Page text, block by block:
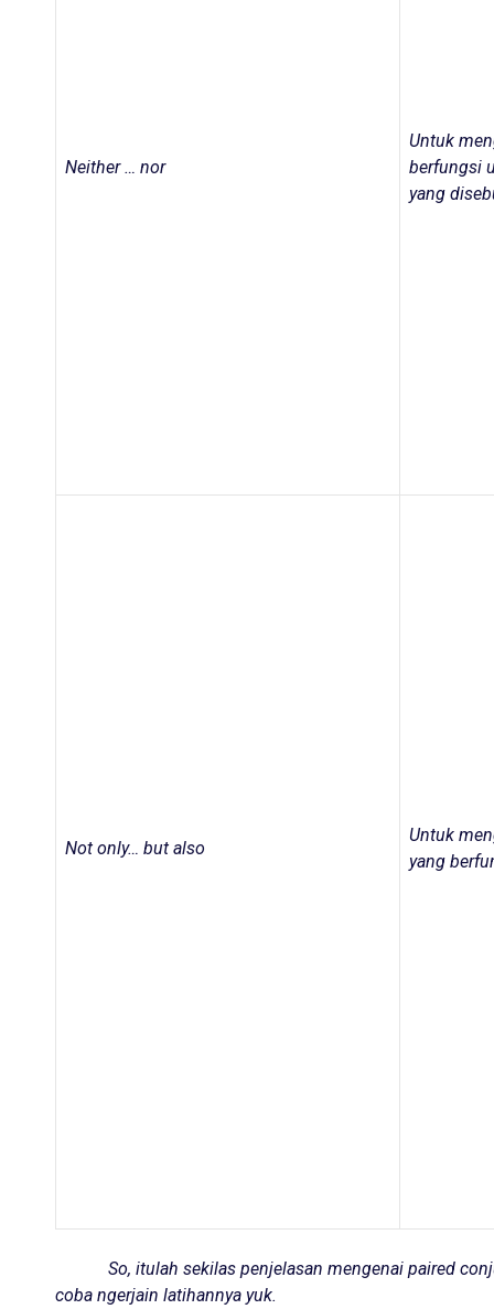
Neither … nor
Untuk
berfungsi
yang
Not only… but also
Untuk
yang
So, itulah sekilas penjelasan mengenai paired
coba ngerjain latihannya yuk.